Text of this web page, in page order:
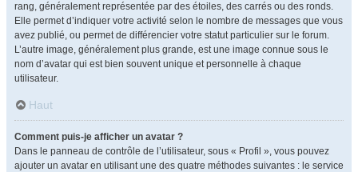
rang, généralement représentée par des étoiles, des carrés ou des ronds.
Elle permet d’indiquer votre activité selon le nombre de messages que vous
avez publié, ou permet de différencier votre statut particulier sur le forum.
L’autre image, généralement plus grande, est une image connue sous le
nom d’avatar qui est bien souvent unique et personnelle à chaque
utilisateur.
Haut
Comment puis-je afficher un avatar ?
Dans le panneau de contrôle de l’utilisateur, sous « Profil », vous pouvez
ajouter un avatar en utilisant une des quatre méthodes suivantes : le service